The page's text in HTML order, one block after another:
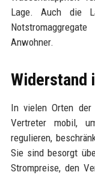
Lage. Auch die
Anwohner.
Widerstand
In vielen Orten der
Vertreter mobil,
regulieren,
Sie sind besorgt
Strompreise, den